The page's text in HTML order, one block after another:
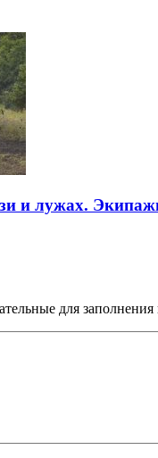
и лужах.
для